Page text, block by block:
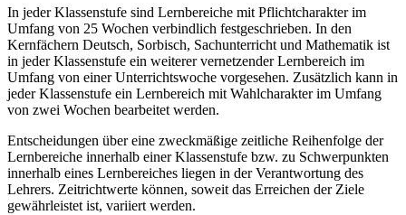
In jeder Klassenstufe sind Lernbereiche mit Pflichtcharakter im
Umfang von 25 Wochen verbindlich festgeschrieben. In den
Kernfächern Deutsch, Sorbisch, Sachunterricht und Mathematik ist
in jeder Klassenstufe ein weiterer vernetzender Lernbereich im
Umfang von einer Unterrichtswoche vorgesehen. Zusätzlich kann in
jeder Klassenstufe ein Lernbereich mit Wahlcharakter im Umfang
von zwei Wochen bearbeitet werden.
Entscheidungen über eine zweckmäßige zeitliche Reihenfolge der
Lernbereiche innerhalb einer Klassenstufe bzw. zu Schwerpunkten
innerhalb eines Lernbereiches liegen in der Verantwortung des
Lehrers. Zeitrichtwerte können, soweit das Erreichen der Ziele
gewährleistet ist, variiert werden.